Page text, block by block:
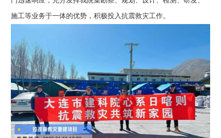
施工等业务于一体的优势，积极投入抗震救灾工作。